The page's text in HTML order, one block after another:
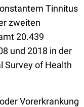
Tinnitus
zweiten
20.439
und 2018 in der
Survey of Health
Vorerkrankung